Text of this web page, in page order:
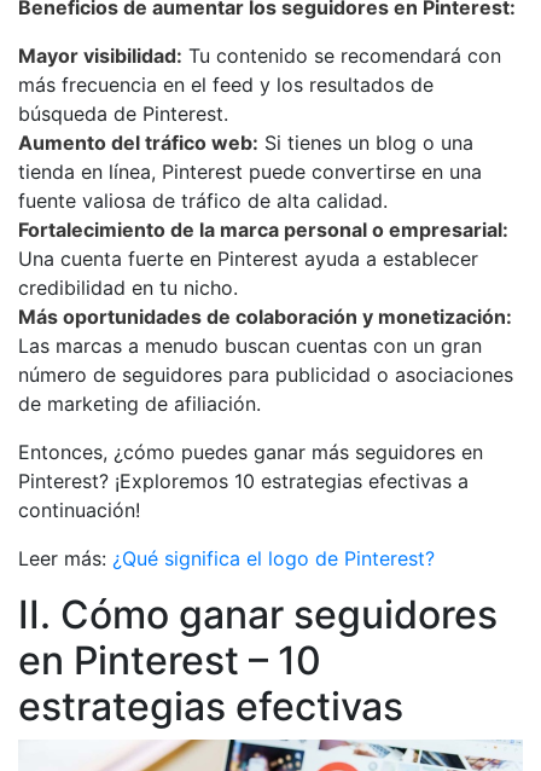
Beneficios de aumentar los seguidores en Pinterest:
Mayor visibilidad: Tu contenido se recomendará con
más frecuencia en el feed y los resultados de
búsqueda de Pinterest.
Aumento del tráfico web: Si tienes un blog o una
tienda en línea, Pinterest puede convertirse en una
fuente valiosa de tráfico de alta calidad.
Fortalecimiento de la marca personal o empresarial:
Una cuenta fuerte en Pinterest ayuda a establecer
credibilidad en tu nicho.
Más oportunidades de colaboración y monetización:
Las marcas a menudo buscan cuentas con un gran
número de seguidores para publicidad o asociaciones
de marketing de afiliación.
Entonces, ¿cómo puedes ganar más seguidores en
Pinterest? ¡Exploremos 10 estrategias efectivas a
continuación!
Leer más: ¿Qué significa el logo de Pinterest?
II. Cómo ganar seguidores
en Pinterest – 10
estrategias efectivas